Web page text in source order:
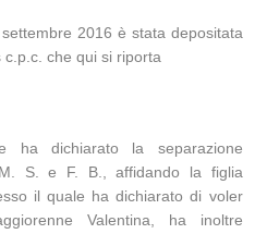
2016 è stata depositata
che qui si riporta
ha dichiarato la separazione
S. e F. B., affidando la figlia
il quale ha dichiarato di voler
Valentina, ha inoltre